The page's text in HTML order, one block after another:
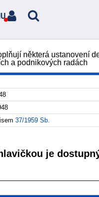
některá ustanovení
a podnikových radách
37/1959 Sb.
je